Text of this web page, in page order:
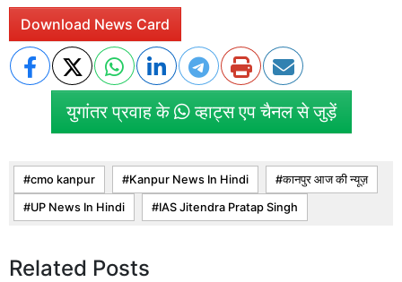
Download News Card
युगांतर प्रवाह के व्हाट्स एप चैनल से जुड़ें
cmo kanpur Kanpur News In Hindi कानपुर आज की न्यूज़
UP News In Hindi IAS Jitendra Pratap Singh
Related Posts